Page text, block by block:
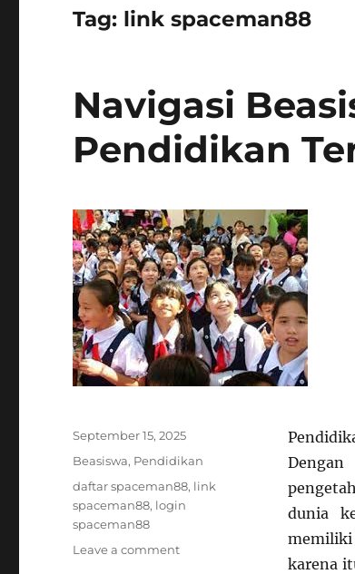
Tag: link spaceman88
Navigasi
Pendidikan
dunia
memiliki
karena
Posted
September 15, 2025
Categories
Beasiswa, Pendidikan
Tags
daftar spaceman88, link
spaceman88, login
spaceman88
Leave a commenton